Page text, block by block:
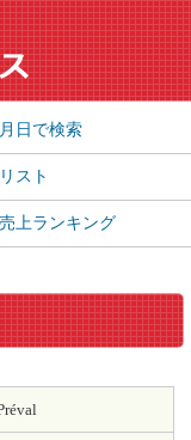
日で検索
スト
上ランキング